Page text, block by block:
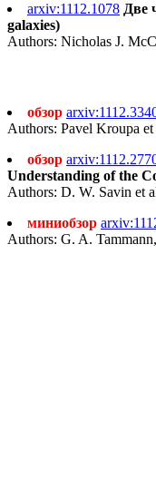
arxiv:1112.1078 Две
galaxies)
Authors: Nicholas J.
обзор
Authors: Pavel Kroupa et
обзор
Understanding of the
Authors: D. W. Savin et
миниобзор
Authors: G. A.